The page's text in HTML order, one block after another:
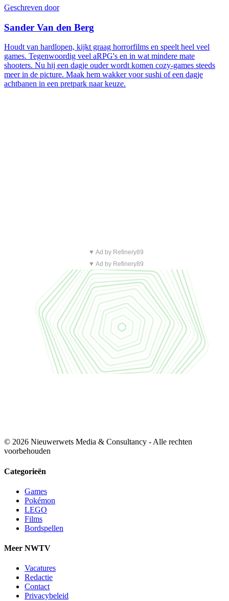
Geschreven door
Sander Van den Berg
Houdt van hardlopen, kijkt graag horrorfilms en speelt heel veel
games. Tegenwoordig veel aRPG's en in wat mindere mate
shooters. Nu hij een dagje ouder wordt komen cozy-games steeds
meer in de picture. Maak hem wakker voor sushi of een dagje
achtbanen in een pretpark naar keuze.
▼ Ad by Refinery89
▼ Ad by Refinery89
© 2026 Nieuwerwets Media & Consultancy - Alle rechten
voorbehouden
Categorieën
Games
Pokémon
LEGO
Films
Bordspellen
Meer NWTV
Vacatures
Redactie
Contact
Privacybeleid